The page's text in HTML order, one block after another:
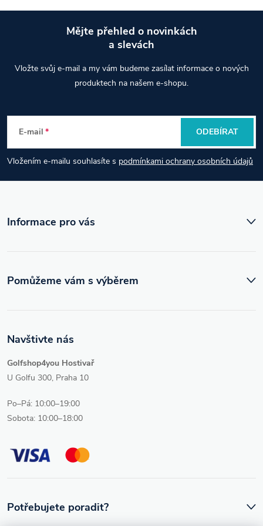
p
a
t
Mějte přehled o novinkách
a slevách
Vložte svůj e-mail a my vám budeme zasílat informace o nových
produktech na našem e-shopu.
E-mail
Vložením e-mailu souhlasíte s podmínkami ochrany osobních údajů
ODEBÍRAT
Informace pro vás
Navštivte nás
Golfshop4you Hostivař
U Golfu 300, Praha 10
Po–Pá: 10:00–19:00
Sobota: 10:00–18:00
Pomůžeme vám s výběrem
Potřebujete poradit?